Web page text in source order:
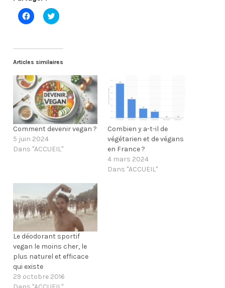
C
l
e
p
u
r
p
a
r
t
a
g
e
r
s
u
b
o
k
(
o
v
r
e
d
a
n
s
u
n
C
l
e
p
r
p
a
r
t
a
g
e
r
u
r
t
e
r
(
o
u
v
r
e
d
a
n
n
e
Articles similaires
Comment devenir vegan ?
5 juin 2024
Dans "ACCUEIL"
Combien y a-t-il de
végétarien et de végans
en France ?
4 mars 2024
Dans "ACCUEIL"
Le déodorant sportif
vegan le moins cher, le
plus naturel et efficace
qui existe
29 octobre 2016